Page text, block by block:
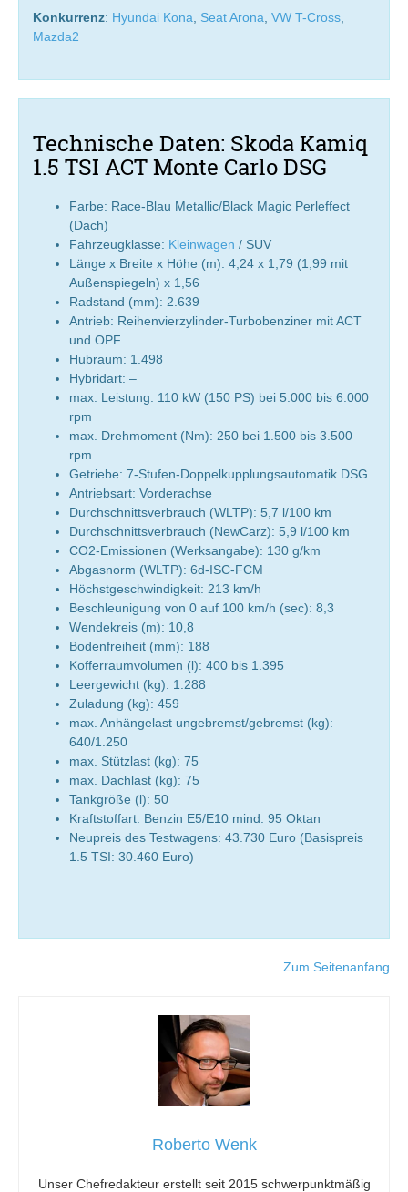
Konkurrenz: Hyundai Kona Seat Arona VW T-Cross
Mazda2
Technische Daten: Skoda Kamiq
1.5 TSI ACT Monte Carlo DSG
Farbe: Race-Blau Metallic/Black Magic Perleffect
(Dach)
Fahrzeugklasse: Kleinwagen / SUV
Länge x Breite x Höhe (m): 4,24 x 1,79 (1,99 mit
Außenspiegeln) x 1,56
Radstand (mm): 2.639
Antrieb: Reihenvierzylinder-Turbobenziner mit ACT
und OPF
Hubraum: 1.498
Hybridart: –
max. Leistung: 110 kW (150 PS) bei 5.000 bis 6.000
rpm
max. Drehmoment (Nm): 250 bei 1.500 bis 3.500
rpm
Getriebe: 7-Stufen-Doppelkupplungsautomatik DSG
Antriebsart: Vorderachse
Durchschnittsverbrauch (WLTP): 5,7 l/100 km
Durchschnittsverbrauch (NewCarz): 5,9 l/100 km
CO2-Emissionen (Werksangabe): 130 g/km
Abgasnorm (WLTP): 6d-ISC-FCM
Höchstgeschwindigkeit: 213 km/h
Beschleunigung von 0 auf 100 km/h (sec): 8,3
Wendekreis (m): 10,8
Bodenfreiheit (mm): 188
Kofferraumvolumen (l): 400 bis 1.395
Leergewicht (kg): 1.288
Zuladung (kg): 459
max. Anhängelast ungebremst/gebremst (kg):
640/1.250
max. Stützlast (kg): 75
max. Dachlast (kg): 75
Tankgröße (l): 50
Kraftstoffart: Benzin E5/E10 mind. 95 Oktan
Neupreis des Testwagens: 43.730 Euro (Basispreis
1.5 TSI: 30.460 Euro)
Zum Seitenanfang
Roberto Wenk
Unser Chefredakteur erstellt seit 2015 schwerpunktmäßig